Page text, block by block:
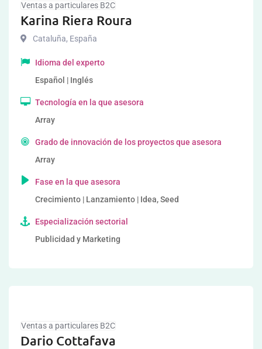
Ventas a particulares B2C
Karina Riera Roura
Cataluña, España
Idioma del experto
Español | Inglés
Tecnología en la que asesora
Array
Grado de innovación de los proyectos que asesora
Array
Fase en la que asesora
Crecimiento | Lanzamiento | Idea, Seed
Especialización sectorial
Publicidad y Marketing
Ventas a particulares B2C
Dario Cottafava